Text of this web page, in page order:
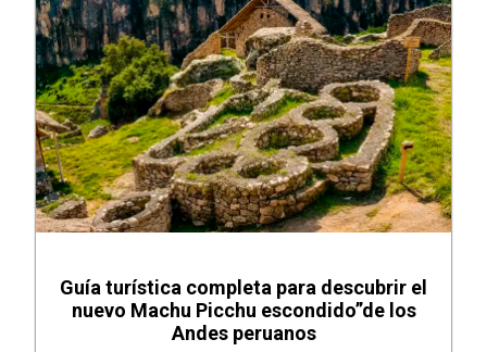
Guía turística completa para descubrir el
nuevo Machu Picchu escondido”de los
Andes peruanos